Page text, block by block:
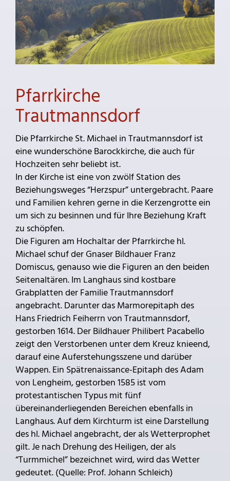
Pfarrkirche
Trautmannsdorf
Die Pfarrkirche St. Michael in Trautmannsdorf ist
eine wunderschöne Barockkirche, die auch für
Hochzeiten sehr beliebt ist.
In der Kirche ist eine von zwölf Station des
Beziehungsweges “Herzspur” untergebracht. Paare
und Familien kehren gerne in die Kerzengrotte ein
um sich zu besinnen und für Ihre Beziehung Kraft
zu schöpfen.
Die Figuren am Hochaltar der Pfarrkirche hl.
Michael schuf der Gnaser Bildhauer Franz
Domiscus, genauso wie die Figuren an den beiden
Seitenaltären. Im Langhaus sind kostbare
Grabplatten der Familie Trautmannsdorf
angebracht. Darunter das Marmorepitaph des
Hans Friedrich Feiherrn von Trautmannsdorf,
gestorben 1614. Der Bildhauer Philibert Pacabello
zeigt den Verstorbenen unter dem Kreuz knieend,
darauf eine Auferstehungsszene und darüber
Wappen. Ein Spätrenaissance-Epitaph des Adam
von Lengheim, gestorben 1585 ist vom
protestantischen Typus mit fünf
übereinanderliegenden Bereichen ebenfalls in
Langhaus. Auf dem Kirchturm ist eine Darstellung
des hl. Michael angebracht, der als Wetterprophet
gilt. Je nach Drehung des Heiligen, der als
“Turmmichel” bezeichnet wird, wird das Wetter
gedeutet. (Quelle: Prof. Johann Schleich)